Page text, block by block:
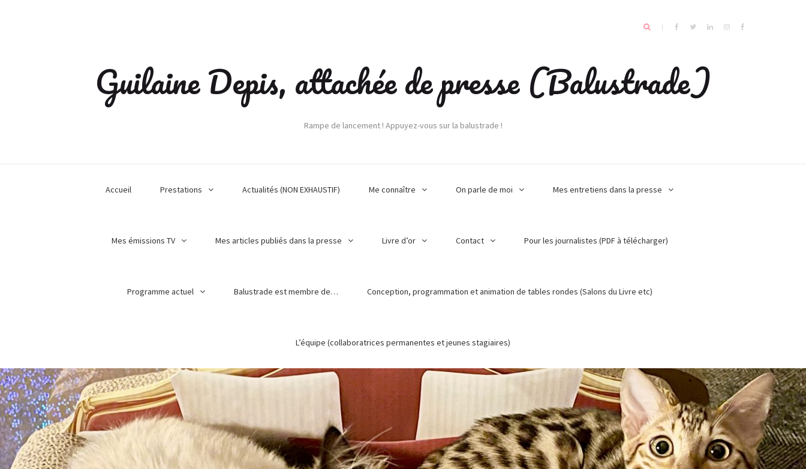
Guilaine Depis, attachée de presse (Balustrade)
Rampe de lancement ! Appuyez-vous sur la balustrade !
Accueil Prestations Actualités (NON EXHAUSTIF) Me connaître On parle de moi Mes entretiens dans la presse
Mes émissions TV Mes articles publiés dans la presse Livre d’or Contact Pour les journalistes (PDF à télécharger)
Programme actuel Balustrade est membre de… Conception, programmation et animation de tables rondes (Salons du Livre etc)
L’équipe (collaboratrices permanentes et jeunes stagiaires)